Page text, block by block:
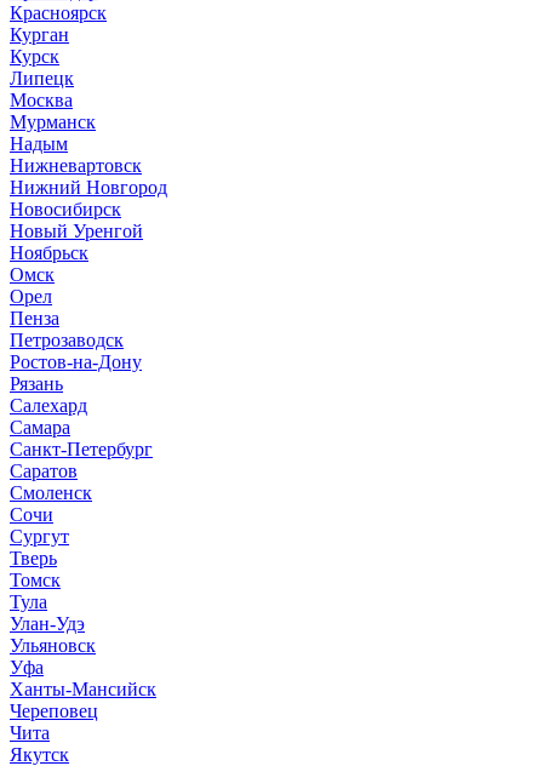
Красноярск
Курган
Курск
Липецк
Москва
Мурманск
Надым
Нижневартовск
Нижний Новгород
Новосибирск
Новый Уренгой
Ноябрьск
Омск
Орел
Пенза
Петрозаводск
Ростов-на-Дону
Рязань
Салехард
Самара
Санкт-Петербург
Саратов
Смоленск
Сочи
Сургут
Тверь
Томск
Тула
Улан-Удэ
Ульяновск
Уфа
Ханты-Мансийск
Череповец
Чита
Якутск